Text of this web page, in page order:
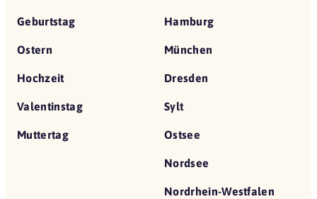
Geburtstag
Ostern
Hochzeit
Valentinstag
Muttertag
Hamburg
München
Dresden
Sylt
Ostsee
Nordsee
Nordrhein-Westfalen